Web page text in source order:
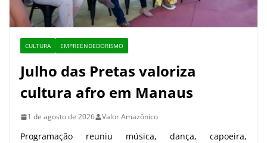
CULTURA EMPREENDEDORISMO
Julho das Pretas valoriza
cultura afro em Manaus
1 de agosto de 2026 Valor Amazônico
Programação reuniu música, dança, capoeira,